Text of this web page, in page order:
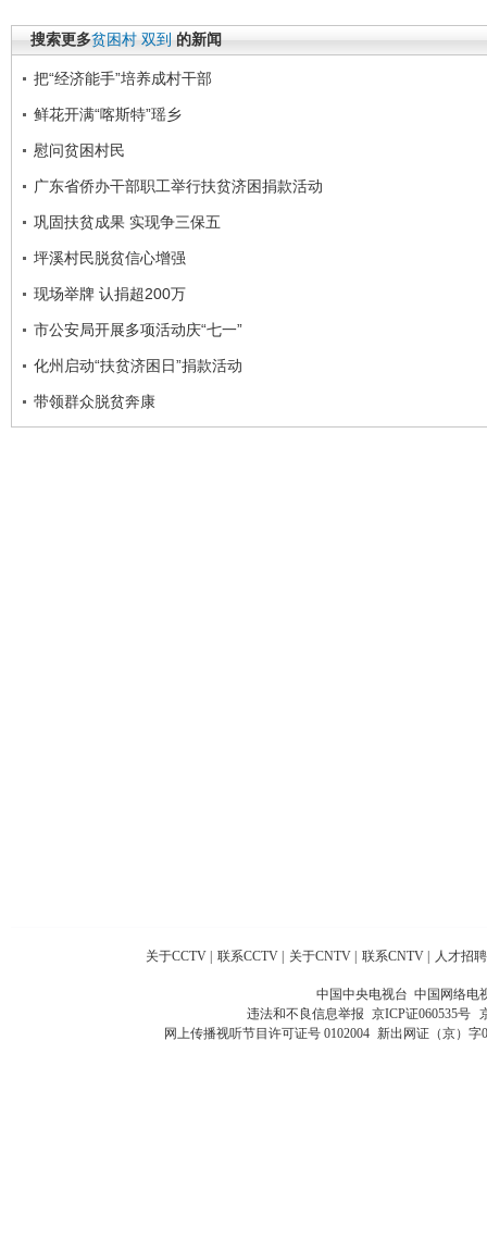
搜索更多贫困村 双到 的新闻
把“经济能手”培养成村干部
鲜花开满“喀斯特”瑶乡
慰问贫困村民
广东省侨办干部职工举行扶贫济困捐款活动
巩固扶贫成果 实现争三保五
坪溪村民脱贫信心增强
现场举牌 认捐超200万
市公安局开展多项活动庆“七一”
化州启动“扶贫济困日”捐款活动
带领群众脱贫奔康
关于CCTV 联系CCTV 关于CNTV 联系CNTV 人才招聘
中国中央电视台 中国网络电
违法和不良信息举报 京ICP证060535号
网上传播视听节目许可证号 0102004 新出网证（京）